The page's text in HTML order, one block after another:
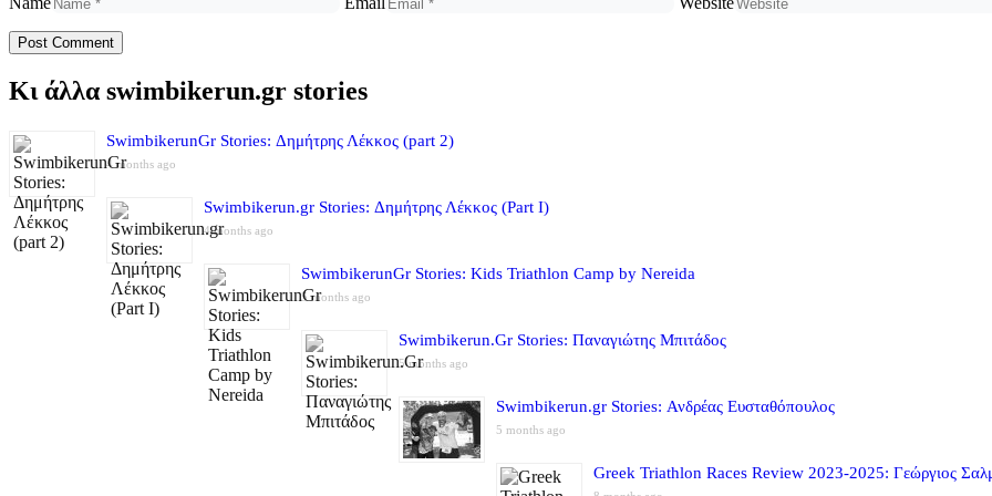
Κι άλλα swimbikerun.gr stories
SwimbikerunGr Stories: Δημήτρης Λέκκος (part 2)
4 months ago
Swimbikerun.gr Stories: Δημήτρης Λέκκος (Part I)
4 months ago
SwimbikerunGr Stories: Kids Triathlon Camp by Nereida
5 months ago
Swimbikerun.Gr Stories: Παναγιώτης Μπιτάδος
5 months ago
Swimbikerun.gr Stories: Ανδρέας Ευσταθόπουλος
5 months ago
Greek Triathlon Races Review 2023-2025: Γεώργιος